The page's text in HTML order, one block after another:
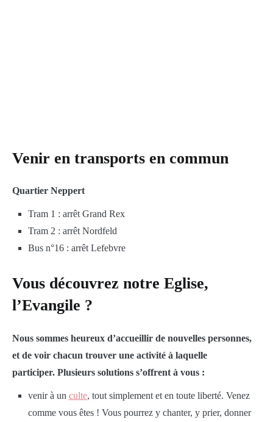
Venir en transports en commun
Quartier Neppert
Tram 1 : arrêt Grand Rex
Tram 2 : arrêt Nordfeld
Bus n°16 : arrêt Lefebvre
Vous découvrez notre Eglise,
l’Evangile ?
Nous sommes heureux d’accueillir de nouvelles personnes,
et de voir chacun trouver une activité à laquelle
participer. Plusieurs solutions s’offrent à vous :
venir à un culte, tout simplement et en toute liberté. Venez
comme vous êtes ! Vous pourrez y chanter, y prier, donner